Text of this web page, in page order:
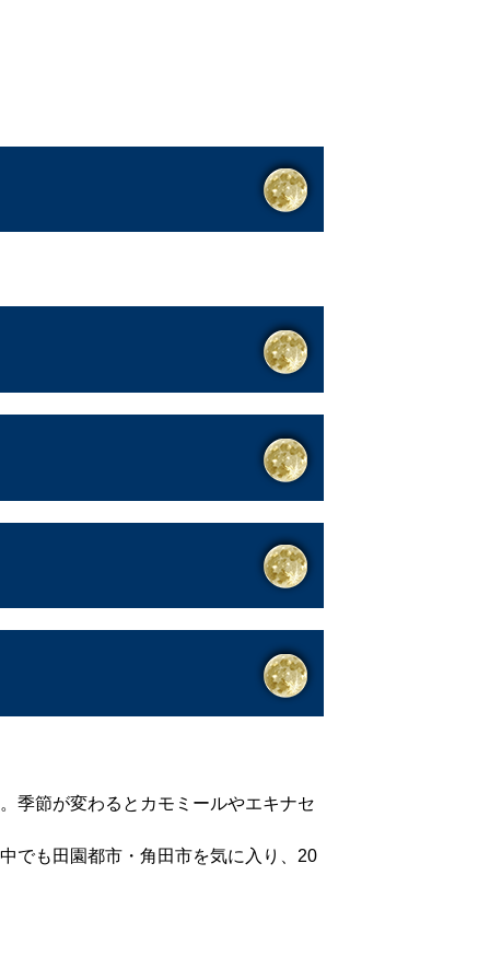
季節が変わるとカモミールやエキナセ
でも田園都市・角田市を気に入り、20